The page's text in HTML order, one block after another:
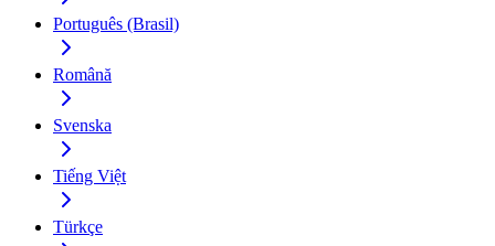
Português (Brasil)
Română
Svenska
Tiếng Việt
Türkçe